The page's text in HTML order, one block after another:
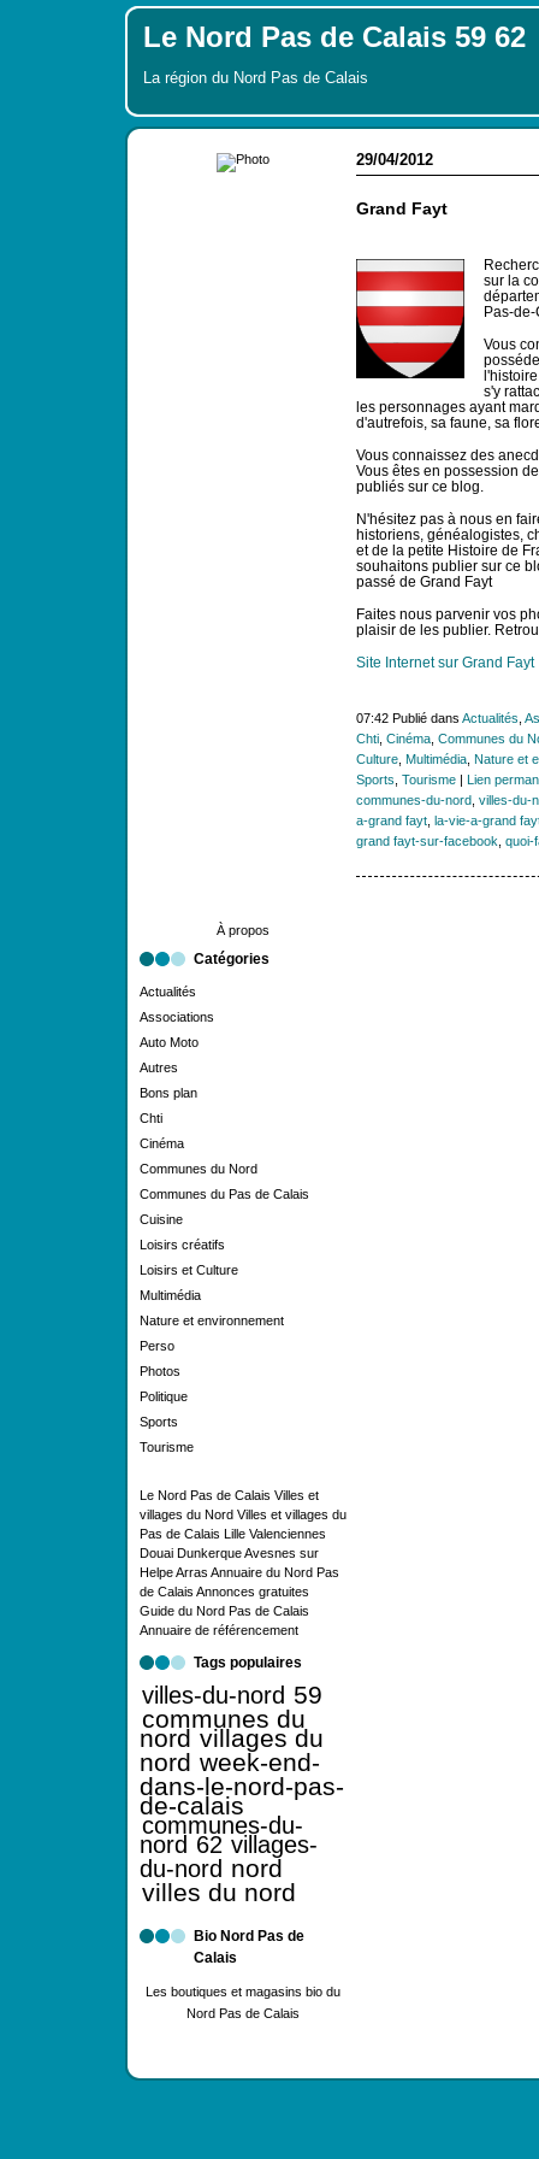
Le Nord Pas de Calais 59 62
La région du Nord Pas de Calais
À propos
Catégories
Actualités
Associations
Auto Moto
Autres
Bons plan
Chti
Cinéma
Communes du Nord
Communes du Pas de Calais
Cuisine
Loisirs créatifs
Loisirs et Culture
Multimédia
Nature et environnement
Perso
Photos
Politique
Sports
Tourisme
Le Nord Pas de Calais Villes et
villages du Nord Villes et villages du
Pas de Calais Lille Valenciennes
Douai Dunkerque Avesnes sur
Helpe Arras Annuaire du Nord Pas
de Calais Annonces gratuites
Guide du Nord Pas de Calais
Annuaire de référencement
Tags populaires
villes-du-nord 59
communes du
nord villages du
nord week-end-
dans-le-nord-pas-
de-calais
communes-du-
nord 62 villages-
du-nord nord
villes du nord
Bio Nord Pas de
Calais
Les boutiques et magasins bio du
Nord Pas de Calais
29/04/2012
Grand Fayt
sur la
Pas-
Vous
s'y
les personnages ayant
d'autrefois, sa faune, sa
Vous connaissez des
Vous êtes en possession
publiés sur ce blog.
N'hésitez pas à nous en
historiens, généalogistes,
et de la petite Histoire de
souhaitons publier sur ce
passé de Grand Fayt
Faites nous parvenir vos
plaisir de les publier.
Site Internet sur Grand Fayt
07:42 Publié dans Actualités
Chti, Cinéma, Communes du
Culture, Multimédia, Nature et
Sports Tourisme| Lien
communes-du-nord, villes-du-
a-grand fayt, la-vie-a-grand
grand fayt-sur-facebook quoi-